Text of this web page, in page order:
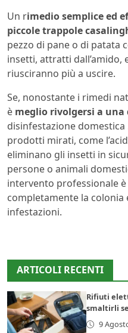
Un rimedio semplice ed
piccole trappole
pezzo di pane o di patata
insetti, attratti dall’amido,
riusciranno più a uscire.
Se, nonostante i rimedi
è meglio rivolgersi a
disinfestazione
prodotti mirati, come
eliminano gli insetti in
persone o animali
intervento professionale
completamente la colonia
infestazioni.
ARTICOLI RECENTI
Rifiuti
smaltirli
9